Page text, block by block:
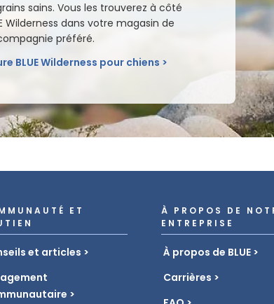
sains. Vous les trouverez à côté
Wilderness dans votre magasin de
préféré.
BLUE Wilderness pour chiens
ET
et articles
À PROPOS DE
ENTREPRISE
À propos de BLUE
Carrières